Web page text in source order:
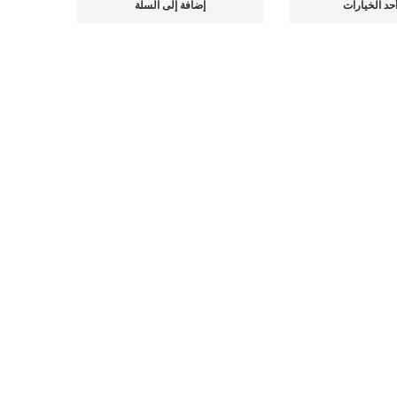
الخيارات إضافة إلى السلة